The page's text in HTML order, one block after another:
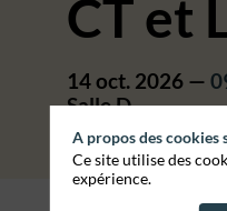
CT et
14 oct. 2026 —
Salle D
NIVEAU
A propos des cookies
Ce site utilise des
expérience.